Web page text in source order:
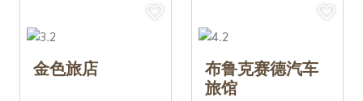
金色旅店
布鲁克赛德汽车
旅馆